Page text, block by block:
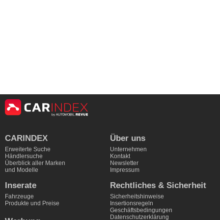
CARINDEX
Erweiterte Suche
Händlersuche
Überblick aller Marken
und Modelle
Über uns
Unternehmen
Kontakt
Newsletter
Impressum
Inserate
Fahrzeuge
Produkte und Preise
Rechtliches & Sicherheit
Sicherheitshinweise
Insertionsregeln
Geschäftsbedingungen
Datenschutzerklärung